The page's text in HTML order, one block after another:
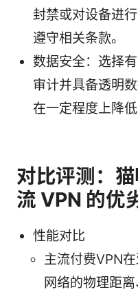
封禁或对设备进
遵守相关条款。
数据安全：选择
审计并具备透明
在一定程度上降低
对比评测：
流 VPN 的优
性能对比
主流付费VPN
网络的物理距